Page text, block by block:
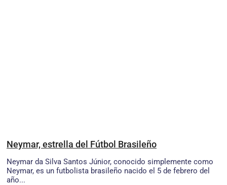
Neymar, estrella del Fútbol Brasileño
Neymar da Silva Santos Júnior, conocido simplemente como
Neymar, es un futbolista brasileño nacido el 5 de febrero del
año...